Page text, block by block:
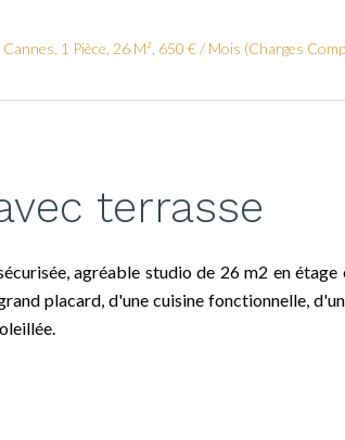
1 Pièce, 26 M², 650 € / Mois (Charges
terrasse
agréable studio de 26 m2 en étage
placard, d'une cuisine fonctionnelle,